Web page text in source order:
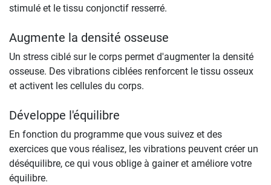
stimulé et le tissu conjonctif resserré.
Augmente la densité osseuse
Un stress ciblé sur le corps permet d'augmenter la densité
osseuse. Des vibrations ciblées renforcent le tissu osseux
et activent les cellules du corps.
Développe l'équilibre
En fonction du programme que vous suivez et des
exercices que vous réalisez, les vibrations peuvent créer un
déséquilibre, ce qui vous oblige à gainer et améliore votre
équilibre.